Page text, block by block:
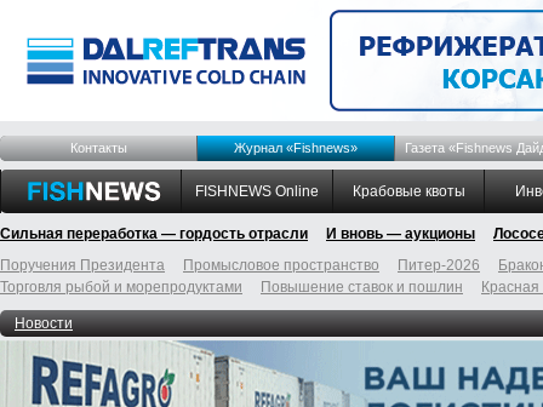
Контакты Журнал «Fishnews» Газета «Fishnews
FISHNEWS Online Крабовые квоты
Сильная переработка — гордость отрасли И вновь — аукционы
Поручения Президента
Промысловое пространство Питер-2026
Торговля рыбой и морепродуктами
Повышение ставок и пошлин
Новости